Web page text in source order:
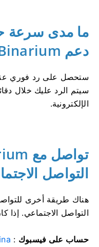
ما مدى سرعة
دعم Binarium؟
ستحصل على رد فوري عند
سيتم الرد عليك خلال
الإلكترونية.
التواصل
هناك طريقة أخرى
التواصل الاجتماعي. إذا
حساب على فيسبوك :